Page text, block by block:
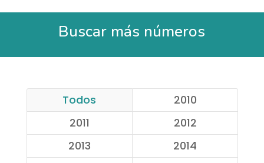
Buscar más números
Todos
2010
2011
2012
2013
2014